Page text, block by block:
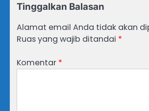
Tinggalkan Balasan
Alamat email Anda tidak akan
Ruas yang wajib ditandai *
Komentar *